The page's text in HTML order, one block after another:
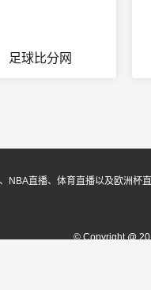
足球比分网
NBA直播、体育直播以及欧洲
© Copyright @